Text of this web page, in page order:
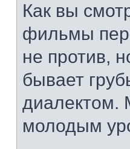
Как вы
фильмы
не против,
бывает
диалектом.
молодым